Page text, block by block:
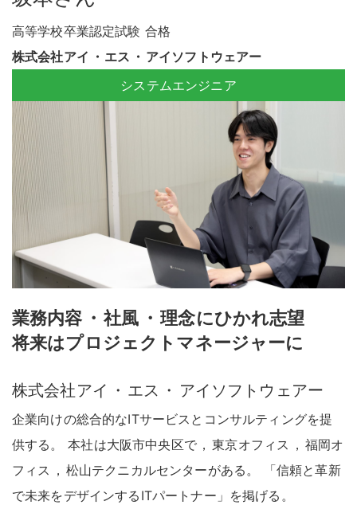
高等学校卒業認定試験 合格
株式会社アイ ・ エス ・ アイソフトウェアー
システムエンジニア
業務内容 ・ 社風 ・ 理念にひかれ志望
将来はプロジェクトマネージャーに
株式会社アイ ・ エス ・ アイソフトウェアー
企業向けの総合的なITサービスとコンサルティングを提
供する。 本社は大阪市中央区で ， 東京オフィス ， 福岡オ
フィス ， 松山テクニカルセンターがある。
「信頼と革新
で未来をデザインするITパートナー」を掲げる 。